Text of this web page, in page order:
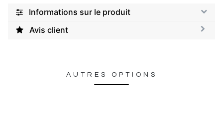
Informations sur le produit
Avis client
AUTRES OPTIONS